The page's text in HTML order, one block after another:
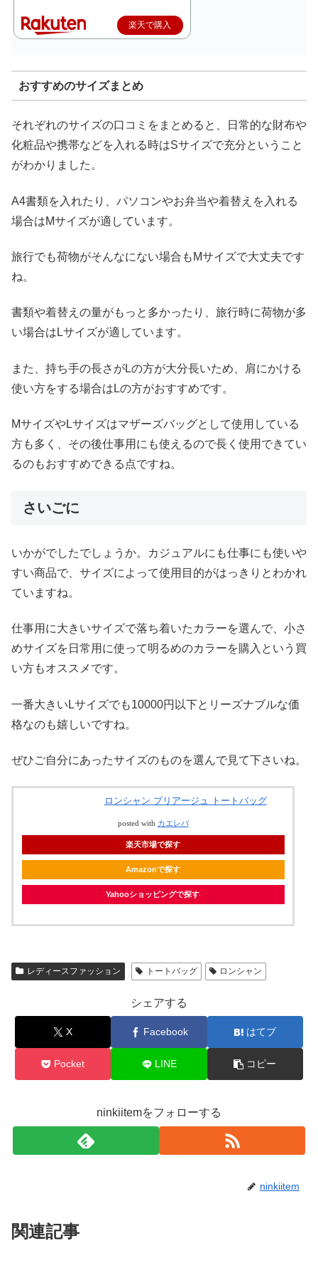
楽天で購入
おすすめのサイズまとめ
それぞれのサイズの口コミをまとめると、日常的な財布や
化粧品や携帯などを入れる時はSサイズで充分ということ
がわかりました。
A4書類を入れたり、パソコンやお弁当や着替えを入れる
場合はMサイズが適しています。
旅行でも荷物がそんなにない場合もMサイズで大丈夫です
ね。
書類や着替えの量がもっと多かったり、旅行時に荷物が多
い場合はLサイズが適しています。
また、持ち手の長さがLの方が大分長いため、肩にかける
使い方をする場合はLの方がおすすめです。
MサイズやLサイズはマザーズバッグとして使用している
方も多く、その後仕事用にも使えるので長く使用できてい
るのもおすすめできる点ですね。
さいごに
いかがでしたでしょうか。カジュアルにも仕事にも使いや
すい商品で、サイズによって使用目的がはっきりとわかれ
ていますね。
仕事用に大きいサイズで落ち着いたカラーを選んで、小さ
めサイズを日常用に使って明るめのカラーを購入という買
い方もオススメです。
一番大きいLサイズでも10000円以下とリーズナブルな価
格なのも嬉しいですね。
ぜひご自分にあったサイズのものを選んで見て下さいね。
ロンシャン プリアージュ トートバッグ
posted with カエレバ
楽天市場で探す
Amazonで探す
Yahooショッピングで探す
レディースファッション トートバッグ ロンシャン
シェアする
X Facebook はてブ
Pocket LINE コピー
ninkiitemをフォローする
ninkiitem
関連記事